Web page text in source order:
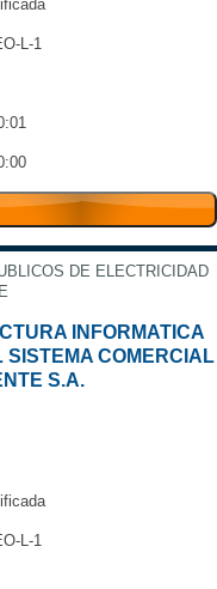
L-1
DE ELECTRICIDAD
INFORMATICA
SISTEMA COMERCIAL
S.A.
L-1